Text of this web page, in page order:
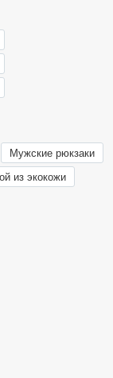
Мужские рюкзаки
из экокожи